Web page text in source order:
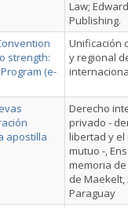
Law;
Publishing.
strength:
(e-
Unificación
y regional
apostilla
Derecho
privado -
libertad y
mutuo -,
memoria
de Maekelt,
Paraguay